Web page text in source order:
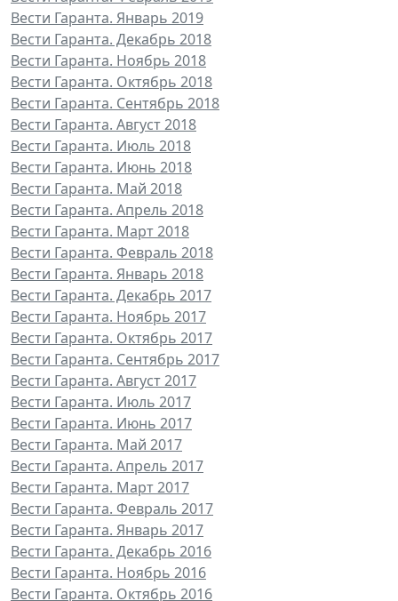
Вести Гаранта. Январь 2019
Вести Гаранта. Декабрь 2018
Вести Гаранта. Ноябрь 2018
Вести Гаранта. Октябрь 2018
Вести Гаранта. Сентябрь 2018
Вести Гаранта. Август 2018
Вести Гаранта. Июль 2018
Вести Гаранта. Июнь 2018
Вести Гаранта. Май 2018
Вести Гаранта. Апрель 2018
Вести Гаранта. Март 2018
Вести Гаранта. Февраль 2018
Вести Гаранта. Январь 2018
Вести Гаранта. Декабрь 2017
Вести Гаранта. Ноябрь 2017
Вести Гаранта. Октябрь 2017
Вести Гаранта. Сентябрь 2017
Вести Гаранта. Август 2017
Вести Гаранта. Июль 2017
Вести Гаранта. Июнь 2017
Вести Гаранта. Май 2017
Вести Гаранта. Апрель 2017
Вести Гаранта. Март 2017
Вести Гаранта. Февраль 2017
Вести Гаранта. Январь 2017
Вести Гаранта. Декабрь 2016
Вести Гаранта. Ноябрь 2016
Вести Гаранта. Октябрь 2016